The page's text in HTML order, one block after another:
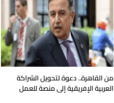
من القاهرة.. دعوة لتحويل الشراكة
العربية الإفريقية إلى منصة للعمل